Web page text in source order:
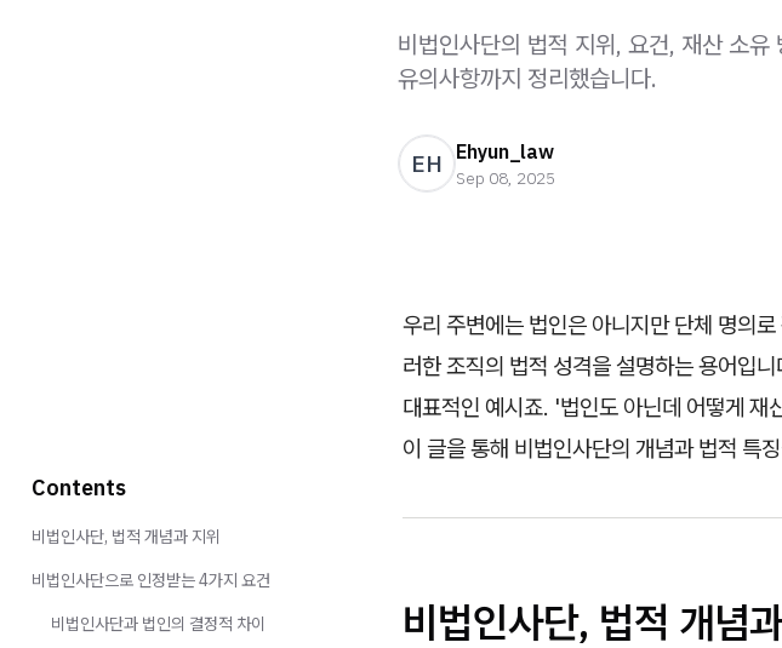
비법인사단의 법적 지위, 요건, 재산 소
유의사항까지 정리했습니다.
EH Ehyun_law
Sep 08, 2025
우리 주변에는 법인은 아니지만 단체 명의
러한 조직의 법적 성격을 설명하는 용어입니
대표적인 예시죠. '법인도 아닌데 어떻게
이 글을 통해 비법인사단의 개념과 법적 특
비법인사단, 법적 개념
Contents
비법인사단, 법적 개념과 지위
비법인사단으로 인정받는 4가지 요건
비법인사단과 법인의 결정적 차이